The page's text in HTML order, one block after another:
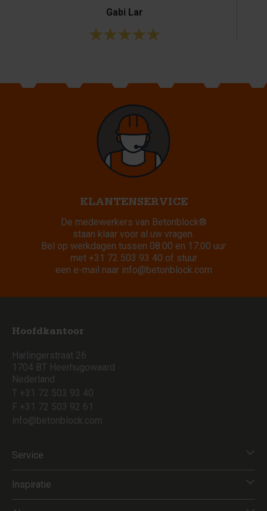
Gabi Lar
KLANTENSERVICE
De medewerkers van Betonblock®
staan klaar voor al uw vragen.
Bel op werkdagen tussen 08:00 en 17:00 uur
met +31 72 503 93 40 of stuur
een e-mail naar info@betonblock.com
Hoofdkantoor
Harlingerstraat 26
1704 BT Heerhugowaard
Nederland
T +31 72 503 93 40
F +31 72 503 92 61
info@betonblock.com
Service
Inspiratie